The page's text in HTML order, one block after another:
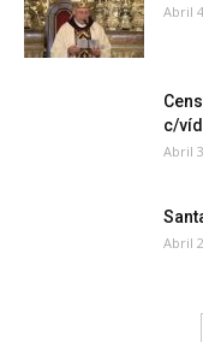
Abril
c/
Abril
Abril